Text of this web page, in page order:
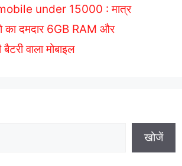
under 15000 : मात्र
का दमदार 6GB RAM और
वाला मोबाइल
खोजें